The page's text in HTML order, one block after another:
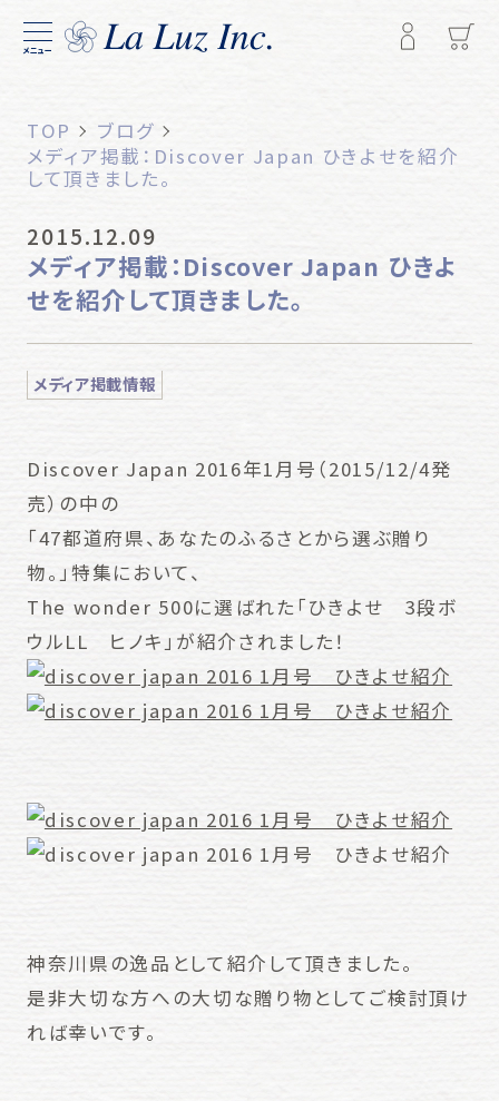
メニュー
TOP
ブログ
メディア掲載：Discover Japan ひきよせを紹介
して頂きました。
2015.12.09
メディア掲載：Discover Japan ひきよ
せを紹介して頂きました。
メディア掲載情報
Discover Japan 2016年1月号（2015/12/4発
売）の中の
「47都道府県、あなたのふるさとから選ぶ贈り
物。」特集において、
The wonder 500に選ばれた「ひきよせ 3段ボ
ウルLL ヒノキ」が紹介されました！
神奈川県の逸品として紹介して頂きました。
是非大切な方への大切な贈り物としてご検討頂け
れば幸いです。